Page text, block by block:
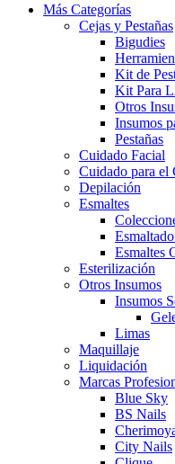
Más Categorías
Cejas y Pestañas
Bigudies
Kit de
Kit Para
Otros
Insumos
Pestañas
Cuidado Facial
Cuidado para el
Depilación
Esmaltes
Esmaltes
Esterilización
Otros Insumos
Insumos
Limas
Maquillaje
Liquidación
Marcas
Blue Sky
BS Nails
City Nails